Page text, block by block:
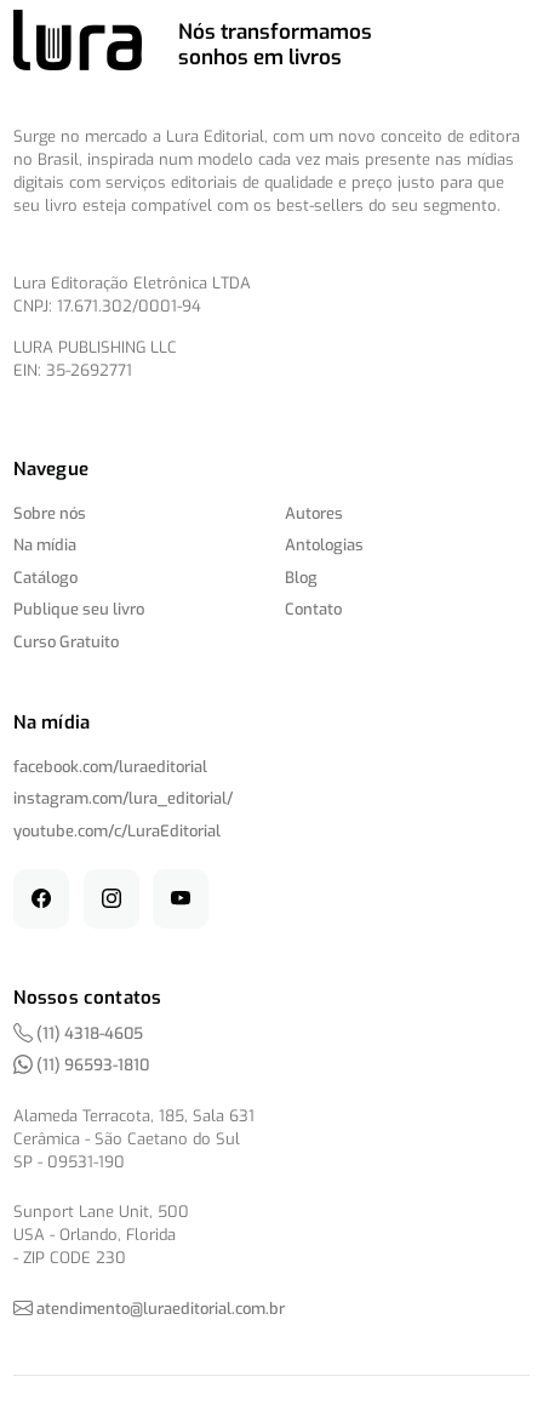
Nós transformamos
sonhos em livros
Surge no mercado a Lura Editorial, com um novo conceito de editora
no Brasil, inspirada num modelo cada vez mais presente nas mídias
digitais com serviços editoriais de qualidade e preço justo para que
seu livro esteja compatível com os best-sellers do seu segmento.
Lura Editoração Eletrônica LTDA
CNPJ: 17.671.302/0001-94
LURA PUBLISHING LLC
EIN: 35-2692771
Navegue
Sobre nós
Na mídia
Catálogo
Publique seu livro
Curso Gratuito
Autores
Antologias
Blog
Contato
Na mídia
facebook.com/luraeditorial
instagram.com/lura_editorial/
youtube.com/c/LuraEditorial
Nossos contatos
(11) 4318-4605
(11) 96593-1810
Alameda Terracota, 185, Sala 631
Cerâmica - São Caetano do Sul
SP - 09531-190
Sunport Lane Unit, 500
USA - Orlando, Florida
- ZIP CODE 230
atendimento@luraeditorial.com.br